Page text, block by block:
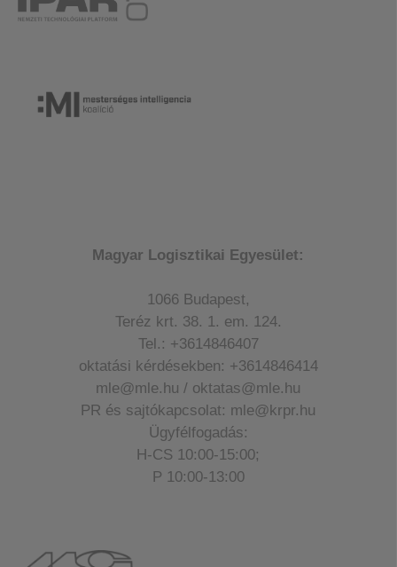
Magyar Logisztikai Egyesület:
1066 Budapest,
Teréz krt. 38. 1. em. 124.
Tel.: +3614846407
oktatási kérdésekben: +3614846414
mle@mle.hu / oktatas@mle.hu
PR és sajtókapcsolat: mle@krpr.hu
Ügyfélfogadás:
H-CS 10:00-15:00;
P 10:00-13:00